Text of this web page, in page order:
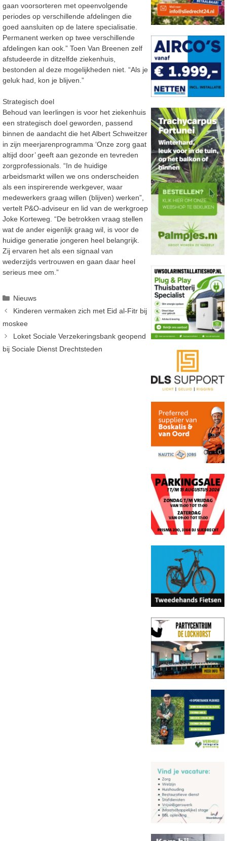
gaan voorsorteren met opeenvolgende
periodes op verschillende afdelingen die
goed aansluiten op de latere specialisatie.
Permanent werken op twee verschillende
afdelingen kan ook.” Toen Van Breenen zelf
afstudeerde in ditzelfde ziekenhuis,
bestonden al deze mogelijkheden niet. “Als je
geluk had, kon je blijven.”
Strategisch doel
Behoud van leerlingen is voor het ziekenhuis
een strategisch doel geworden, passend
binnen de aandacht die het Albert Schweitzer
in zijn meerjarenprogramma ‘Onze zorg gaat
altijd door’ geeft aan gezonde en tevreden
zorgprofessionals. “In de huidige
arbeidsmarkt willen we ons onderscheiden
als een inspirerende werkgever, waar
medewerkers graag willen (blijven) werken”,
vertelt P&O-adviseur en lid van de werkgroep
Joke Korteweg. “De betrokken vraag stellen
wat de ander eigenlijk graag wil, is voor de
huidige generatie jongeren heel belangrijk.
Zij ervaren het als een signaal van
wederzijds vertrouwen en gaan daar heel
serieus mee om.”
Categorieën
Nieuws
Kinderen vermaken zich met Eid al-Fitr bij
moskee
Loket Sociale Verzekeringsbank geopend
bij Sociale Dienst Drechtsteden